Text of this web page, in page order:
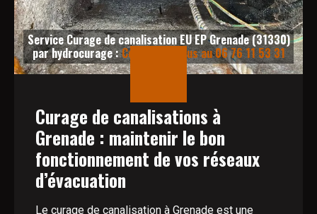
Service Curage de canalisation EU EP Grenade (31330)
par hydrocurage :Contactez-nous au 06 76 11 53 31
Curage de canalisations à
Grenade : maintenir le bon
fonctionnement de vos réseaux
d’évacuation
Le curage de canalisation à Grenade est une